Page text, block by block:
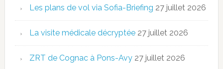
Les plans de vol via Sofia-Briefing 27 juillet 2026
La visite médicale décryptée 27 juillet 2026
ZRT de Cognac à Pons-Avy 27 juillet 2026